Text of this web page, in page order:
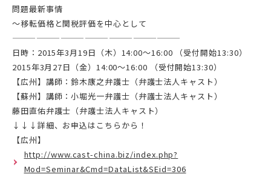
問題最新事情
～移転価格と関税評価を中心として
—————————————————————
日時：2015年3月19日（木）14:00～16:00 （受付開始13:30）
2015年3月27日（金）14:00～16:00 （受付開始13:30）
【広州】講師：鈴木康之弁護士（弁護士法人キャスト）
【蘇州】講師：小堀光一弁護士（弁護士法人キャスト）
藤田直佑弁護士（弁護士法人キャスト）
↓↓↓詳細、お申込はこちらから！
【広州】
http://www.cast-china.biz/index.php?
Mod=Seminar&Cmd=DataList&SEid=306